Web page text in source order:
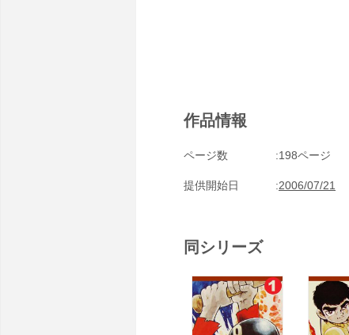
作品情報
ページ数 198ページ
提供開始日 2006/07/21
同シリーズ